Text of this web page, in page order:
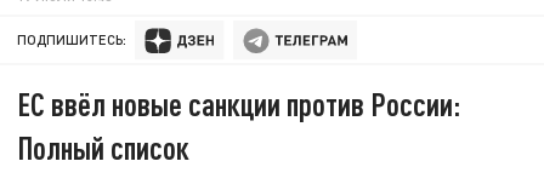
ПОДПИШИТЕСЬ:
ЕС ввёл новые санкции против России:
Полный список